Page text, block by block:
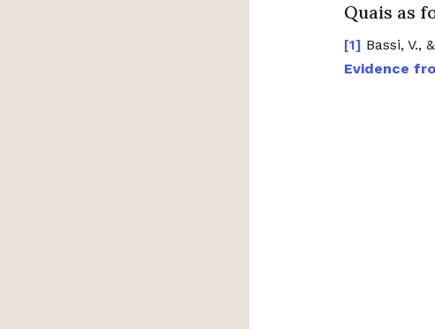
Quais as
Bassi, V.,
Evidence